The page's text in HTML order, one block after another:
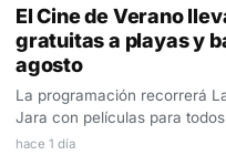
El Cine de Verano
gratuitas a playas y
agosto
La programación recorrerá
Jara con películas para
hace 1 día